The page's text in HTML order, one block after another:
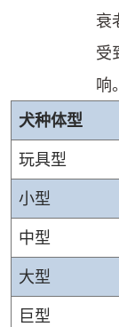
衰
受
响
犬种体型
玩具型
小型
中型
大型
巨型